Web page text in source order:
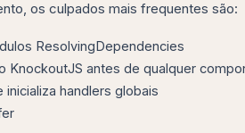
os culpados mais frequentes são:
ResolvingDependencies
KnockoutJS antes de qualquer
handlers globais